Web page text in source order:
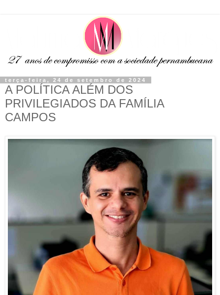
terça-feira, 24 de setembro de 2024
A POLÍTICA ALÉM DOS
PRIVILEGIADOS DA FAMÍLIA
CAMPOS